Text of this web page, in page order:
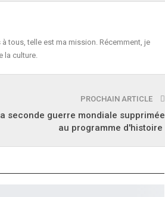
tous, telle est ma mission. Récemment, je
la culture.
PROCHAIN ARTICLE
seconde guerre mondiale supprimée
au programme d'histoire